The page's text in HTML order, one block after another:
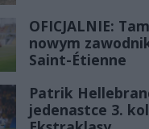
OFICJALNIE:
nowym
Saint-Étienne
Patrik
jedenastce 3.